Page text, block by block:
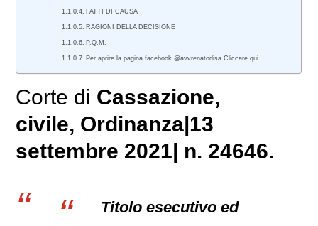
FATTI DI CAUSA
RAGIONI DELLA DECISIONE
P.Q.M.
Per aprire la pagina facebook @avvrenatodisa Cliccare qui
Corte di Cassazione,
civile, Ordinanza|13
settembre 2021| n. 24646.
Titolo esecutivo ed